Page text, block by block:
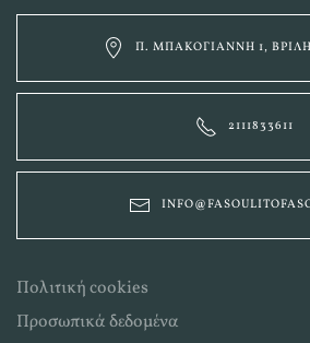
Π. ΜΠΑΚΟΓΙΆΝΝΗ 1,
2111833611
Πολιτική cookies
Προσωπικά δεδομένα